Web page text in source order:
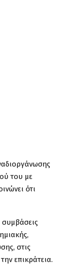
του με
ότι
στις
επικράτεια.